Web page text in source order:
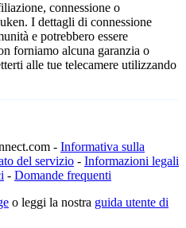
connessione o
I dettagli di connessione
e potrebbero essere
forniamo alcuna garanzia o
alle tue telecamere utilizzando
- Informativa sulla
del servizio - Informazioni legali
- Domande frequenti
o leggi la nostra guida utente di